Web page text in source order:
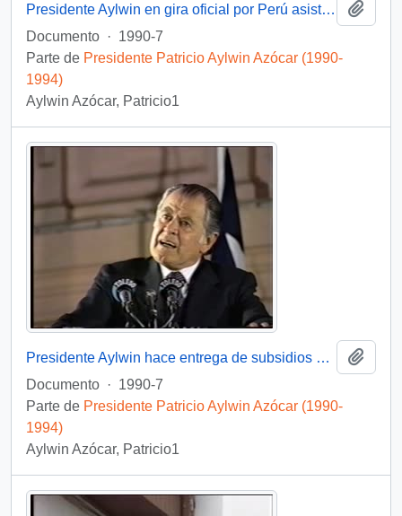
Presidente Aylwin en gira oficial por Perú asiste a ceremonia militar con motivo del cambio de mando presidencial: video
Documento · 1990-7
Parte de Presidente Patricio Aylwin Azócar (1990-
1994)
Aylwin Azócar, Patricio1
Presidente Aylwin hace entrega de subsidios habitacionales : video
Documento · 1990-7
Parte de Presidente Patricio Aylwin Azócar (1990-
1994)
Aylwin Azócar, Patricio1